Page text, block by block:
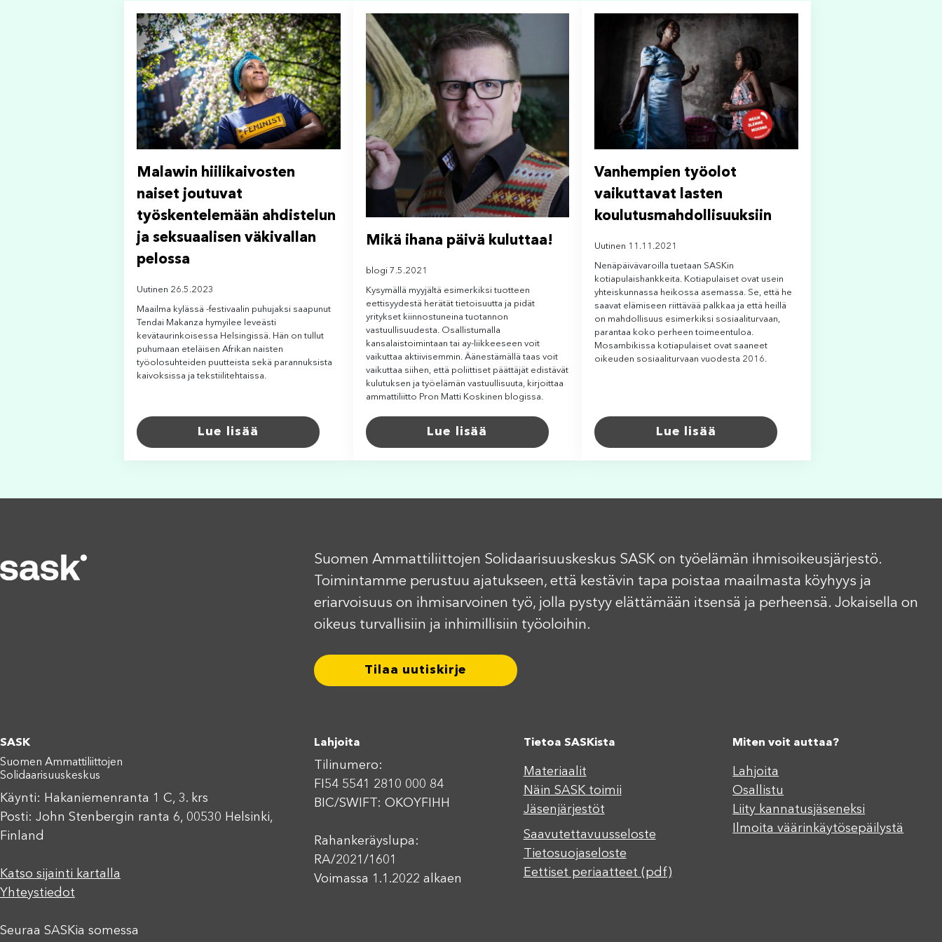
Malawin hiilikaivosten
naiset joutuvat
työskentelemään ahdistelun
ja seksuaalisen väkivallan
pelossa
Uutinen 26.5.2023
Maailma kylässä -festivaalin puhujaksi saapunut
Tendai Makanza hymyilee leveästi
kevätaurinkoisessa Helsingissä. Hän on tullut
puhumaan eteläisen Afrikan naisten
työolosuhteiden puutteista sekä parannuksista
kaivoksissa ja tekstiilitehtaissa.
Lue lisää
Mikä ihana päivä kuluttaa!
blogi 7.5.2021
Kysymällä myyjältä esimerkiksi tuotteen
eettisyydestä herätät tietoisuutta ja pidät
yritykset kiinnostuneina tuotannon
vastuullisuudesta. Osallistumalla
kansalaistoimintaan tai ay-liikkeeseen voit
vaikuttaa aktiivisemmin. Äänestämällä taas voit
vaikuttaa siihen, että poliittiset päättäjät edistävät
kulutuksen ja työelämän vastuullisuuta, kirjoittaa
ammattiliitto Pron Matti Koskinen blogissa.
Lue lisää
Vanhempien työolot
vaikuttavat lasten
koulutusmahdollisuuksiin
Uutinen 11.11.2021
Nenäpäivävaroilla tuetaan SASKin
kotiapulaishankkeita. Kotiapulaiset ovat usein
yhteiskunnassa heikossa asemassa. Se, että he
saavat elämiseen riittävää palkkaa ja että heillä
on mahdollisuus esimerkiksi sosiaaliturvaan,
parantaa koko perheen toimeentuloa.
Mosambikissa kotiapulaiset ovat saaneet
oikeuden sosiaaliturvaan vuodesta 2016.
Lue lisää
Suomen Ammattiliittojen Solidaarisuuskeskus SASK on työelämän ihmisoikeusjärjestö.
Toimintamme perustuu ajatukseen, että kestävin tapa poistaa maailmasta köyhyys ja
eriarvoisuus on ihmisarvoinen työ, jolla pystyy elättämään itsensä ja perheensä. Jokaisella on
oikeus turvallisiin ja inhimillisiin työoloihin.
Tilaa uutiskirje
SASK
Suomen Ammattiliittojen
Solidaarisuuskeskus
Käynti: Hakaniemenranta 1 C, 3. krs
Posti: John Stenbergin ranta 6, 00530 Helsinki,
Finland
Katso sijainti kartalla
Yhteystiedot
Seuraa SASKia somessa
Lahjoita
Tilinumero:
FI54 5541 2810 000 84
BIC/SWIFT: OKOYFIHH
Rahankeräyslupa:
RA/2021/1601
Voimassa 1.1.2022 alkaen
Tietoa SASKista
Materiaalit
Näin SASK toimii
Jäsenjärjestöt
Saavutettavuusseloste
Tietosuojaseloste
Eettiset periaatteet (pdf)
Miten voit auttaa?
Lahjoita
Osallistu
Liity kannatusjäseneksi
Ilmoita väärinkäytösepäilystä